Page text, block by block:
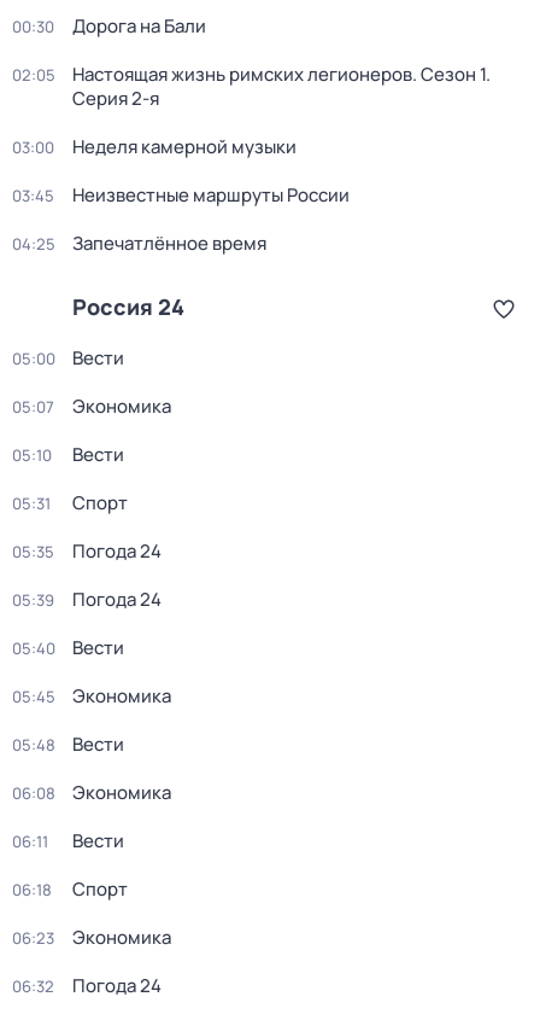
00:30 Дорога на Бали
02:05 Настоящая жизнь римских легионеров. Сезон 1.
Серия 2-я
03:00 Неделя камерной музыки
03:45 Неизвестные маршруты России
04:25 Запечатлённое время
Россия 24
05:00 Вести
05:07 Экономика
05:10 Вести
05:31 Спорт
05:35 Погода 24
05:39 Погода 24
05:40 Вести
05:45 Экономика
05:48 Вести
06:08 Экономика
06:11 Вести
06:18 Спорт
06:23 Экономика
06:32 Погода 24